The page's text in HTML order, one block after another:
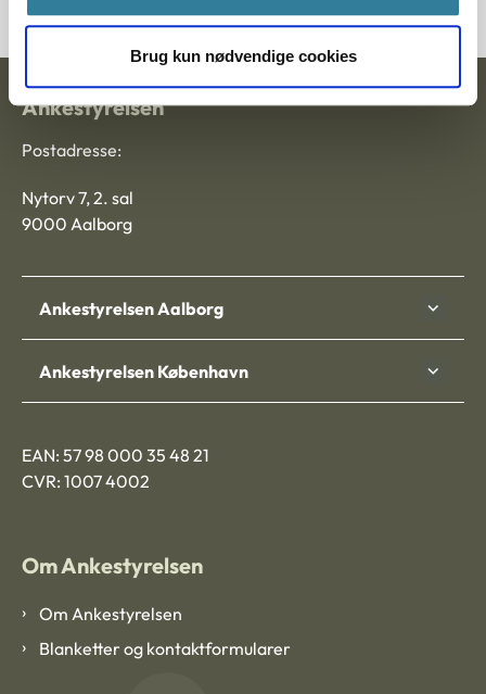
Brug kun nødvendige cookies
Ankestyrelsen
Postadresse:
Nytorv 7, 2. sal
9000 Aalborg
Ankestyrelsen Aalborg
Ankestyrelsen København
EAN: 57 98 000 35 48 21
CVR: 1007 4002
Om Ankestyrelsen
Om Ankestyrelsen
Blanketter og kontaktformularer